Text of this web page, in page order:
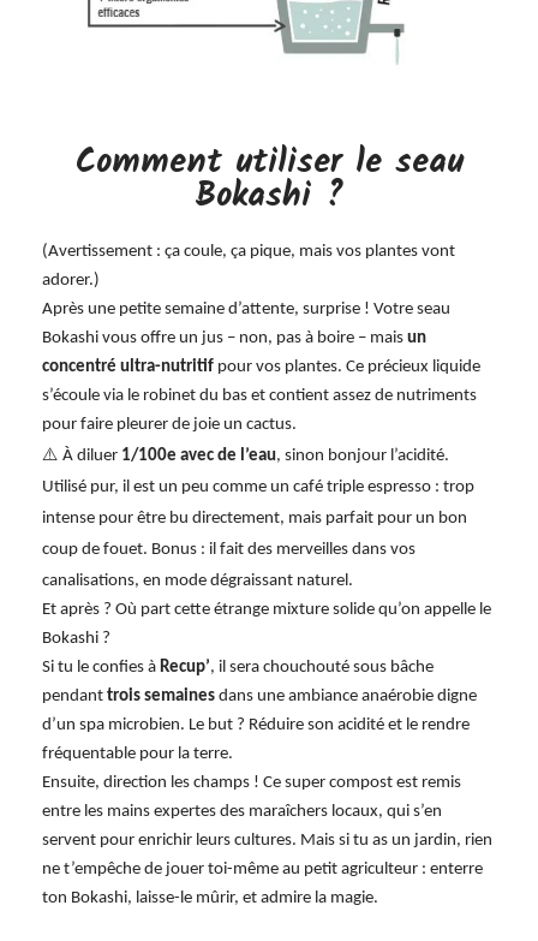
Comment utiliser le seau
Bokashi ?
(Avertissement : ça coule, ça pique, mais vos plantes vont
adorer.)
Après une petite semaine d’attente, surprise ! Votre seau
Bokashi vous offre un jus – non, pas à boire – mais un
concentré ultra-nutritif pour vos plantes. Ce précieux liquide
s’écoule via le robinet du bas et contient assez de nutriments
pour faire pleurer de joie un cactus.
⚠️ À diluer 1/100e avec de l’eau, sinon bonjour l’acidité.
Utilisé pur, il est un peu comme un café triple espresso : trop
intense pour être bu directement, mais parfait pour un bon
coup de fouet. Bonus : il fait des merveilles dans vos
canalisations, en mode dégraissant naturel.
Et après ? Où part cette étrange mixture solide qu’on appelle le
Bokashi ?
Si tu le confies à Recup’, il sera chouchouté sous bâche
pendant trois semaines dans une ambiance anaérobie digne
d’un spa microbien. Le but ? Réduire son acidité et le rendre
fréquentable pour la terre.
Ensuite, direction les champs ! Ce super compost est remis
entre les mains expertes des maraîchers locaux, qui s’en
servent pour enrichir leurs cultures. Mais si tu as un jardin, rien
ne t’empêche de jouer toi-même au petit agriculteur : enterre
ton Bokashi, laisse-le mûrir, et admire la magie.